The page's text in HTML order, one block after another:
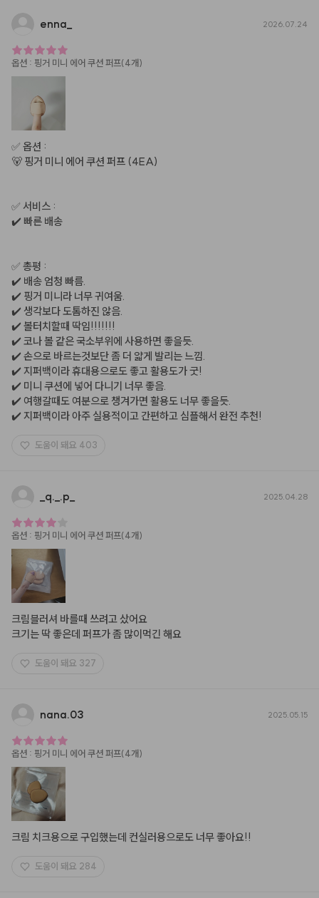
enna 2026.07.24
옵션 : 핑거 미니 에어 쿠션 퍼프(4개)
✅️ 옵션 :
🐻 핑거 미니 에어 쿠션 퍼프 (4EA)
✅️ 서비스 :
✔️ 빠른 배송
✅️ 총평 :
✔️ 배송 엄청 빠름.
✔️ 핑거 미니라 너무 귀여움.
✔️ 생각보다 도톰하진 않음.
✔️ 볼터치할때 딱임!!!!!!!
✔️ 코나 볼 같은 국소부위에 사용하면 좋을듯.
✔️ 손으로 바르는것보단 좀 더 얇게 발리는 느낌.
✔️ 지퍼백이라 휴대용으로도 좋고 활용도가 굿!
✔️ 미니 쿠션에 넣어 다니기 너무 좋음.
✔️ 여행갈때도 여분으로 챙겨가면 활용도 너무 좋을듯.
✔️ 지퍼백이라 아주 실용적이고 간편하고 심플해서 완전 추천!
도움이 돼요 403
q. .p 2025.04.28
옵션 : 핑거 미니 에어 쿠션 퍼프(4개)
크림블러셔 바를때 쓰려고 샀어요
크기는 딱 좋은데 퍼프가 좀 많이먹긴 해요
도움이 돼요 327
nana.03 2025.05.15
옵션 : 핑거 미니 에어 쿠션 퍼프(4개)
크림 치크용으로 구입했는데 컨실러용으로도 너무 좋아요!!
도움이 돼요 284